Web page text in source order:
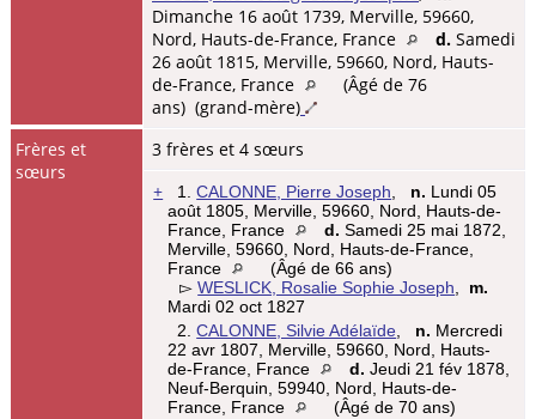
Dimanche 16 août 1739, Merville, 59660,
Nord, Hauts-de-France, France
d. Samedi
26 août 1815, Merville, 59660, Nord, Hauts-
de-France, France
(Âgé de 76
ans) (grand-mère)
Frères et
sœurs
3 frères et 4 sœurs
+
1.CALONNE, Pierre Joseph n. Lundi 05
août 1805, Merville, 59660, Nord, Hauts-de-
France, France
d. Samedi 25 mai 1872,
Merville, 59660, Nord, Hauts-de-France,
France
(Âgé de 66 ans)
▻WESLICK, Rosalie Sophie Joseph
m.
Mardi 02 oct 1827
2.CALONNE, Silvie Adélaïde n. Mercredi
22 avr 1807, Merville, 59660, Nord, Hauts-
de-France, France
d. Jeudi 21 fév 1878,
Neuf-Berquin, 59940, Nord, Hauts-de-
France, France
(Âgé de 70 ans)